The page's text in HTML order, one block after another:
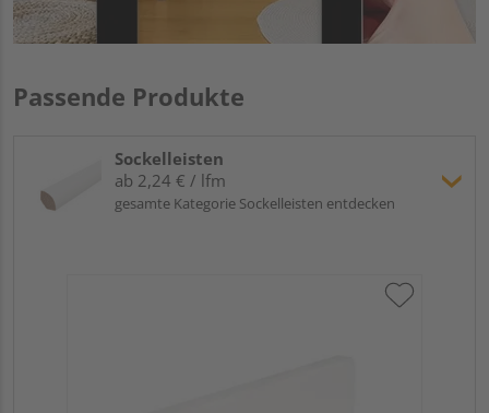
Passende Produkte
Sockelleisten
ab 2,24 € / lfm
gesamte Kategorie Sockelleisten entdecken